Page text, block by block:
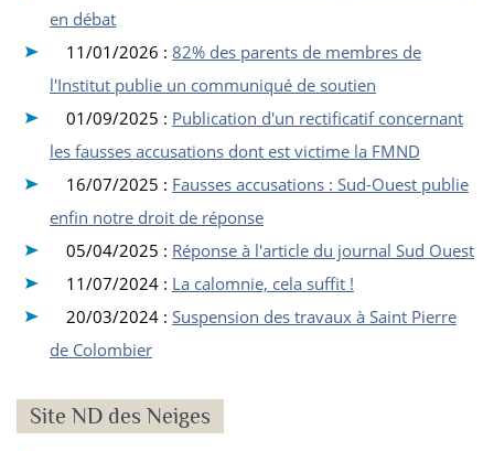
en débat
11/01/2026 : 82% des parents de membres de
l'Institut publie un communiqué de soutien
01/09/2025 : Publication d'un rectificatif concernant
les fausses accusations dont est victime la FMND
16/07/2025 : Fausses accusations : Sud-Ouest publie
enfin notre droit de réponse
05/04/2025 : Réponse à l'article du journal Sud Ouest
11/07/2024 : La calomnie, cela suffit !
20/03/2024 : Suspension des travaux à Saint Pierre
de Colombier
Site ND des Neiges